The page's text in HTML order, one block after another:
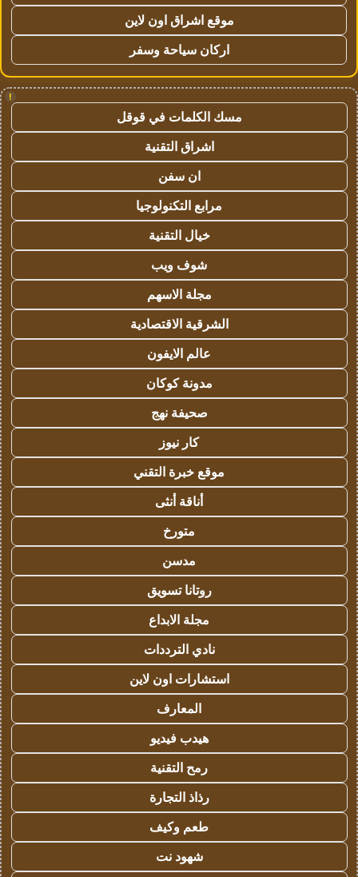
موقع اشراق اون لاين
اركان سياحة وسفر
!
مسك الكلمات في قوقل
اشراق التقنية
ان سفن
مرابع التكنولوجيا
خيال التقنية
شوف ويب
مجلة الاسهم
الشرقية الاقتصادية
عالم الايفون
مدونة كوكان
صحيفة نهج
كار نيوز
موقع خبرة التقني
أناقة أنثى
متورخ
مدسن
روتانا تسويق
مجلة الابداع
نادي الترددات
استشارات اون لاين
المعارف
هيدب فيديو
رمح التقنية
رذاذ التجارة
طعم وكيف
شهود نت